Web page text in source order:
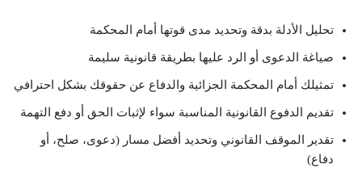
تحليل الأدلة بدقة وتحديد مدى قوتها أمام المحكمة
صياغة الدعوى أو الرد عليها بطريقة قانونية سليمة
تمثيلك أمام المحكمة الجزائية والدفاع عن حقوقك بشكل احترافي
تقديم الدفوع القانونية المناسبة سواء لإثبات الحق أو دفع التهمة
تقدير الموقف القانوني وتحديد أفضل مسار (دعوى، صلح، أو
دفاع)